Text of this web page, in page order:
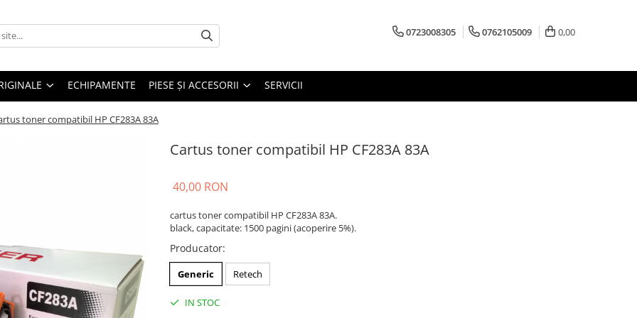
0723008305 0762105009 0,00
ECHIPAMENTE PIESE ŞI ACCESORII SERVICII
toner compatibil HP CF283A 83A
Cartus toner compatibil HP CF283A 83A
40,00 RON
cartus toner compatibil HP CF283A 83A.
black, capacitate: 1500 pagini (acoperire 5%).
Producator:
Generic Retech
IN STOC